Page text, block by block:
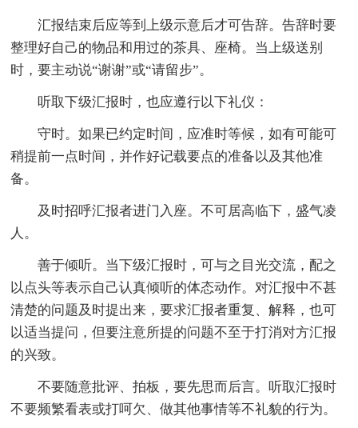
汇报结束后应等到上级示意后才可告辞。告辞时要
整理好自己的物品和用过的茶具、座椅。当上级送别
时，要主动说“谢谢”或“请留步”。
听取下级汇报时，也应遵行以下礼仪：
守时。如果已约定时间，应准时等候，如有可能可
稍提前一点时间，并作好记载要点的准备以及其他准
备。
及时招呼汇报者进门入座。不可居高临下，盛气凌
人。
善于倾听。当下级汇报时，可与之目光交流，配之
以点头等表示自己认真倾听的体态动作。对汇报中不甚
清楚的问题及时提出来，要求汇报者重复、解释，也可
以适当提问，但要注意所提的问题不至于打消对方汇报
的兴致。
不要随意批评、拍板，要先思而后言。听取汇报时
不要频繁看表或打呵欠、做其他事情等不礼貌的行为。